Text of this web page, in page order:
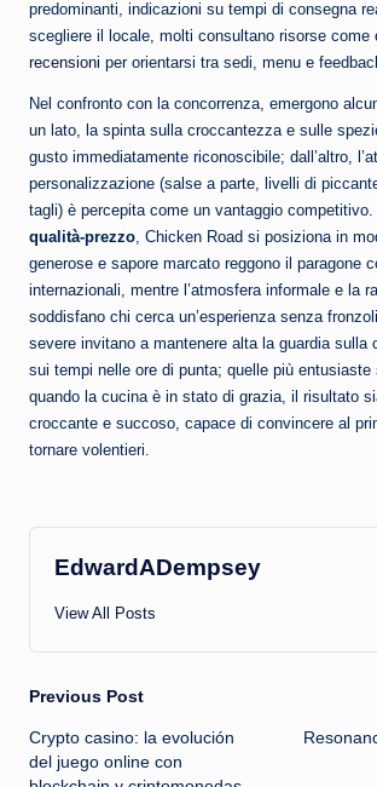
predominanti, indicazioni su tempi di consegna
scegliere il locale, molti consultano risorse come
recensioni per orientarsi tra sedi, menu e
Nel confronto con la concorrenza, emergono
un lato, la spinta sulla croccantezza e sulle
gusto immediatamente riconoscibile; dall’altro,
personalizzazione (salse a parte, livelli di
tagli) è percepita come un vantaggio
qualità-prezzo, Chicken Road si posiziona in
generose e sapore marcato reggono il paragone
internazionali, mentre l’atmosfera informale e la
soddisfano chi cerca un’esperienza senza
severe invitano a mantenere alta la guardia sulla
sui tempi nelle ore di punta; quelle più entusiaste
quando la cucina è in stato di grazia, il risultato
croccante e succoso, capace di convincere al
tornare volentieri.
EdwardADempsey
View All Posts
Post
navigation
Previous Post
Crypto casino: la evolución
del juego online con